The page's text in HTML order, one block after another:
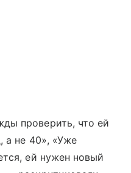
проверить, что ей
а не 40», «Уже
ей нужен новый